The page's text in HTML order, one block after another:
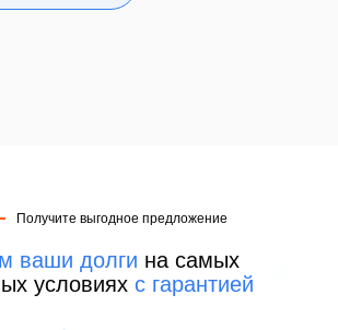
ваши долги на самых
условиях с гарантией
Получите выгодное предложение